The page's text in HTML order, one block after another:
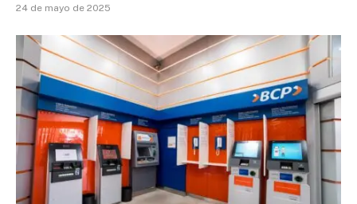
24 de mayo de 2025